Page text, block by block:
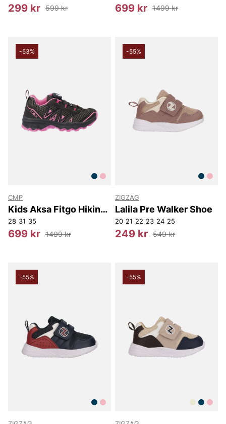
299 kr 599 kr 699 kr 1499 kr
-53%
CMP
Kids Aksa Fitgo Hiking
Shoes
28 31 35
699 kr 1499 kr
-55%
ZIGZAG
Lalila Pre Walker Shoe
20 21 22 23 24 25
249 kr 549 kr
-55% -55%